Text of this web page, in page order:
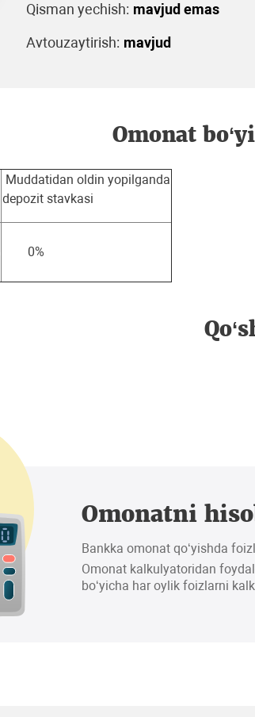
Qisman yechish: mavjud emas
Avtouzaytirish: mavjud
Omonat
Muddatidan oldin yopilganda
depozit stavkasi
0%
Omonatni
Bankka omonat qo‘yishda
Omonat kalkulyatoridan
bo‘yicha har oylik foizlarni